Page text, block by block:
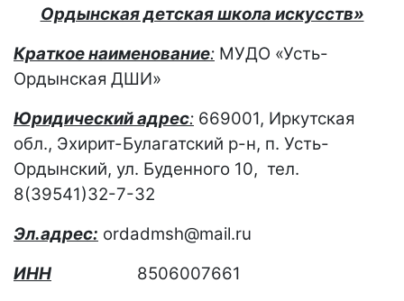
Ордынская детская школа искусств»
Краткое наименование: МУДО «Усть-
Ордынская ДШИ»
Юридический адрес: 669001, Иркутская
обл., Эхирит-Булагатский р-н, п. Усть-
Ордынский, ул. Буденного 10, тел.
8(39541)32-7-32
Эл.адрес: ordadmsh@mail.ru
ИНН
8506007661